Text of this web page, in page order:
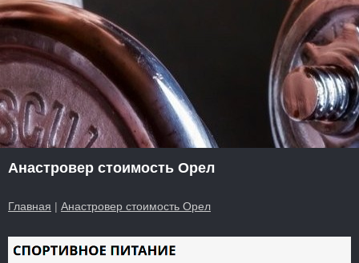
Анастровер стоимость Орел
Главная | Анастровер стоимость Орел